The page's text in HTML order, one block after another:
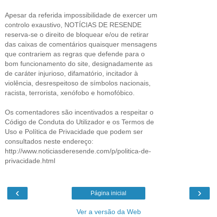
Apesar da referida impossibilidade de exercer um
controlo exaustivo, NOTÍCIAS DE RESENDE
reserva-se o direito de bloquear e/ou de retirar
das caixas de comentários quaisquer mensagens
que contrariem as regras que defende para o
bom funcionamento do site, designadamente as
de caráter injurioso, difamatório, incitador à
violência, desrespeitoso de símbolos nacionais,
racista, terrorista, xenófobo e homofóbico.
Os comentadores são incentivados a respeitar o
Código de Conduta do Utilizador e os Termos de
Uso e Política de Privacidade que podem ser
consultados neste endereço:
http://www.noticiasderesende.com/p/politica-de-
privacidade.html
‹ ›
Página inicial
Ver a versão da Web